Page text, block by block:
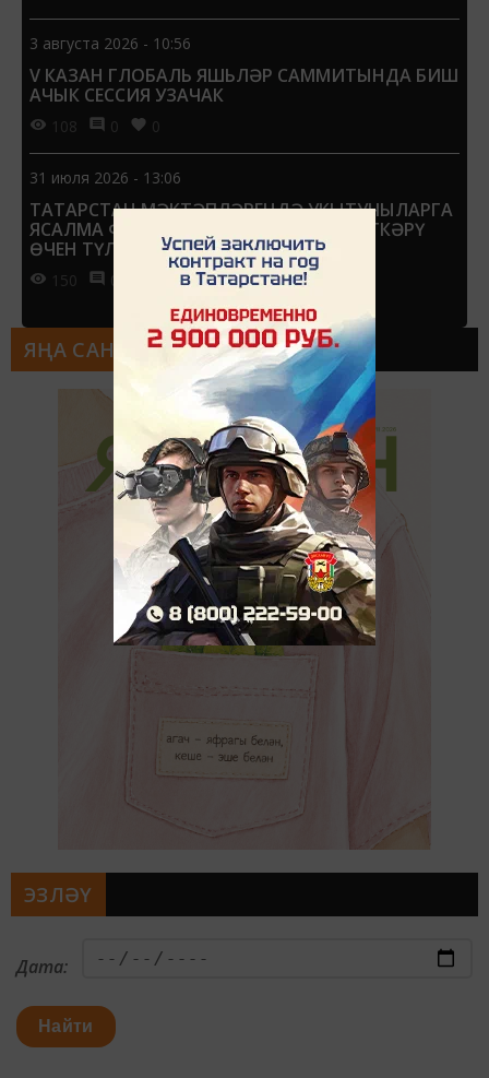
3 августа 2026 - 10:56
V КАЗАН ГЛОБАЛЬ ЯШЬЛӘР САММИТЫНДА БИШ
АЧЫК СЕССИЯ УЗАЧАК
108 0 0
31 июля 2026 - 13:06
ТАТАРСТАН МӘКТӘПЛӘРЕНДӘ УКЫТУЧЫЛАРГА
ЯСАЛМА ФӘҺЕМ БУЕНЧА ТҮГӘРӘКЛӘР ҮТКӘРҮ
ӨЧЕН ТҮЛӘЯЧӘКЛӘР
150 0
ЯҢА САН
ЭЗЛӘҮ
Дата:
Найти